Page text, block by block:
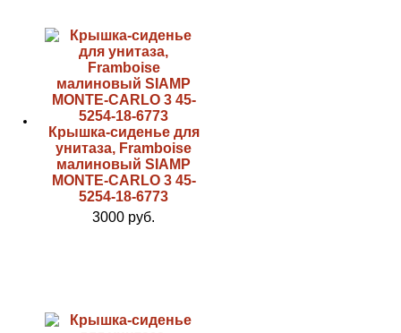
Крышка-сиденье для
унитаза, Framboise
малиновый SIAMP
MONTE-CARLO 3 45-
5254-18-6773
3000 руб.